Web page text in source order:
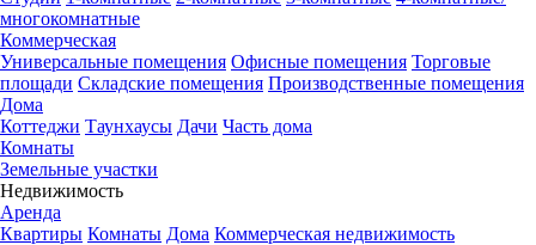
многокомнатные
Коммерческая
Универсальные помещения Офисные помещения Торговые
площади Складские помещения Производственные помещения
Дома
Коттеджи Таунхаусы Дачи Часть дома
Комнаты
Земельные участки
Недвижимость
Аренда
Квартиры Комнаты Дома Коммерческая недвижимость